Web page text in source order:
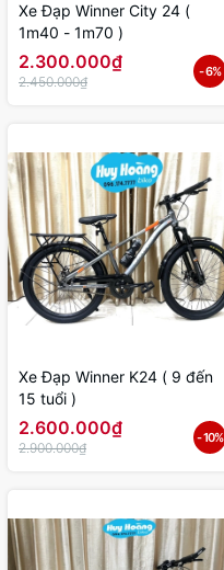
Xe Đạp Winner City 24 (
1m40 - 1m70 )
2.300.000₫
2.450.000₫
- 6%
Xe Đạp Winner K24 ( 9 đến
15 tuổi )
2.600.000₫
2.900.000₫
- 10%